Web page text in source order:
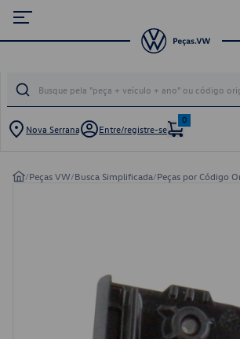
Nova Serrana Entre/registre-se
0
/Peças VW/Busca Simplificada/Peças por Código